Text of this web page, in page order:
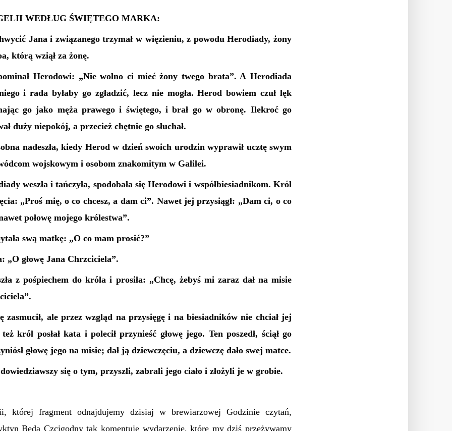
WEDŁUG ŚWIĘTEGO MARKA:
Jana i związanego trzymał w więzieniu, z powodu Herodiady, żony
którą wziął za żonę.
Herodowi: „Nie wolno ci mieć żony twego brata”. A Herodiada
i rada byłaby go zgładzić, lecz nie mogła. Herod bowiem czuł lęk
go jako męża prawego i świętego, i brał go w obronę. Ilekroć go
duży niepokój, a przecież chętnie go słuchał.
nadeszła, kiedy Herod w dzień swoich urodzin wyprawił ucztę swym
wojskowym i osobom znakomitym w Galilei.
weszła i tańczyła, spodobała się Herodowi i współbiesiadnikom. Król
„Proś mię, o co chcesz, a dam ci”. Nawet jej przysiągł: „Dam ci, o co
połowę mojego królestwa”.
swą matkę: „O co mam prosić?”
„O głowę Jana Chrzciciela”.
z pośpiechem do króla i prosiła: „Chcę, żebyś mi zaraz dał na misie
zasmucił, ale przez wzgląd na przysięgę i na biesiadników nie chciał jej
król posłał kata i polecił przynieść głowę jego. Ten poszedł, ściął go
głowę jego na misie; dał ją dziewczęciu, a dziewczę dało swej matce.
się o tym, przyszli, zabrali jego ciało i złożyli je w grobie.
której fragment odnajdujemy dzisiaj w brewiarzowej Godzinie czytań,
Beda Czcigodny tak komentuje wydarzenie, które my dziś przeżywamy